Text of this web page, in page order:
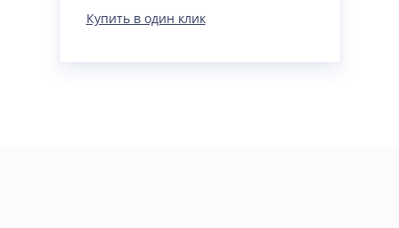
Купить в один клик